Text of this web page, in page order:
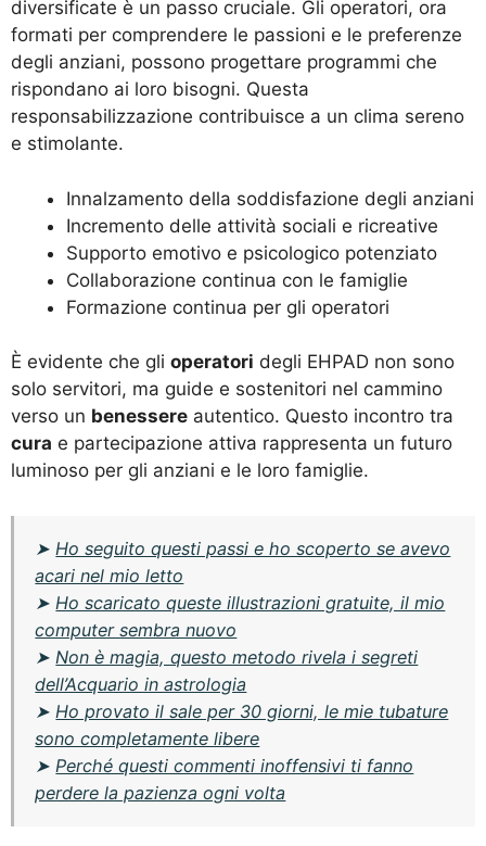
diversificate è un passo cruciale. Gli operatori, ora
formati per comprendere le passioni e le preferenze
degli anziani, possono progettare programmi che
rispondano ai loro bisogni. Questa
responsabilizzazione contribuisce a un clima sereno
e stimolante.
Innalzamento della soddisfazione degli anziani
Incremento delle attività sociali e ricreative
Supporto emotivo e psicologico potenziato
Collaborazione continua con le famiglie
Formazione continua per gli operatori
È evidente che gli operatori degli EHPAD non sono
solo servitori, ma guide e sostenitori nel cammino
verso un benessere autentico. Questo incontro tra
cura e partecipazione attiva rappresenta un futuro
luminoso per gli anziani e le loro famiglie.
➤Ho seguito questi passi e ho scoperto se avevo
acari nel mio letto
➤Ho scaricato queste illustrazioni gratuite, il mio
computer sembra nuovo
➤Non è magia, questo metodo rivela i segreti
dell’Acquario in astrologia
➤Ho provato il sale per 30 giorni, le mie tubature
sono completamente libere
➤Perché questi commenti inoffensivi ti fanno
perdere la pazienza ogni volta